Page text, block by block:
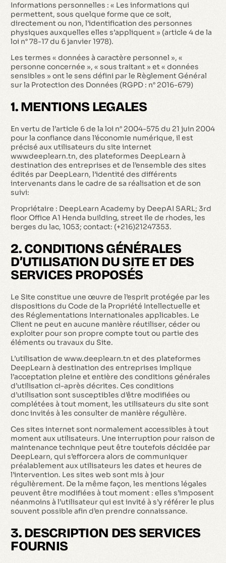
Informations personnelles : « Les informations qui
permettent, sous quelque forme que ce soit,
directement ou non, l’identification des personnes
physiques auxquelles elles s’appliquent » (article 4 de la
loi n° 78-17 du 6 janvier 1978).
Les termes « données à caractère personnel », «
personne concernée », « sous traitant » et « données
sensibles » ont le sens défini par le Règlement Général
sur la Protection des Données (RGPD : n° 2016-679)
1. MENTIONS LEGALES
En vertu de l’article 6 de la loi n° 2004-575 du 21 juin 2004
pour la confiance dans l’économie numérique, il est
précisé aux utilisateurs du site internet
wwwdeeplearn.tn, des plateformes DeepLearn à
destination des entreprises et de l’ensemble des sites
édités par DeepLearn, l’identité des différents
intervenants dans le cadre de sa réalisation et de son
suivi:
Propriétaire : DeepLearn Academy by DeepAI SARL; 3rd
floor Office A1 Henda building, street ile de rhodes, les
berges du lac, 1053; contact: (+216)21247353.
2. CONDITIONS GÉNÉRALES
D’UTILISATION DU SITE ET DES
SERVICES PROPOSÉS
Le Site constitue une œuvre de l’esprit protégée par les
dispositions du Code de la Propriété Intellectuelle et
des Réglementations Internationales applicables. Le
Client ne peut en aucune manière réutiliser, céder ou
exploiter pour son propre compte tout ou partie des
éléments ou travaux du Site.
L’utilisation de www.deeplearn.tn et des plateformes
DeepLearn à destination des entreprises implique
l’acceptation pleine et entière des conditions générales
d’utilisation ci-après décrites. Ces conditions
d’utilisation sont susceptibles d’être modifiées ou
complétées à tout moment, les utilisateurs du site sont
donc invités à les consulter de manière régulière.
Ces sites internet sont normalement accessibles à tout
moment aux utilisateurs. Une interruption pour raison de
maintenance technique peut être toutefois décidée par
DeepLearn, qui s’efforcera alors de communiquer
préalablement aux utilisateurs les dates et heures de
l’intervention. Les sites web sont mis à jour
régulièrement. De la même façon, les mentions légales
peuvent être modifiées à tout moment : elles s’imposent
néanmoins à l’utilisateur qui est invité à s’y référer le plus
souvent possible afin d’en prendre connaissance.
3. DESCRIPTION DES SERVICES
FOURNIS